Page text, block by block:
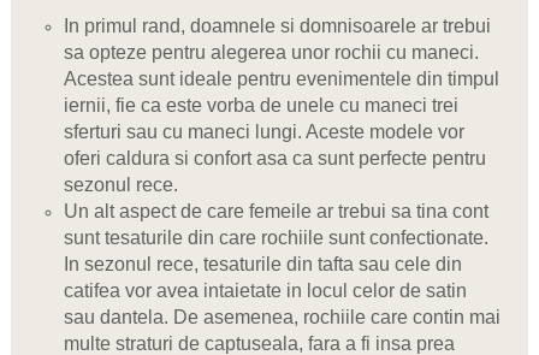
In primul rand, doamnele si domnisoarele ar trebui
sa opteze pentru alegerea unor rochii cu maneci.
Acestea sunt ideale pentru evenimentele din timpul
iernii, fie ca este vorba de unele cu maneci trei
sferturi sau cu maneci lungi. Aceste modele vor
oferi caldura si confort asa ca sunt perfecte pentru
sezonul rece.
Un alt aspect de care femeile ar trebui sa tina cont
sunt tesaturile din care rochiile sunt confectionate.
In sezonul rece, tesaturile din tafta sau cele din
catifea vor avea intaietate in locul celor de satin
sau dantela. De asemenea, rochiile care contin mai
multe straturi de captuseala, fara a fi insa prea